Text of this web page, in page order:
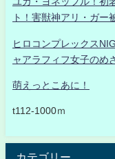
ト！害獣神アリ・ガー
ヒロコンプレックス
ャアラフィフ女子のめ
萌えっとこあに！
t112-1000ｍ
カテゴリー